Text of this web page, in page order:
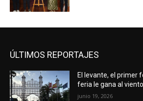
ÚLTIMOS REPORTAJES
El levante, el primer
feria le gana al
junio 19, 2026